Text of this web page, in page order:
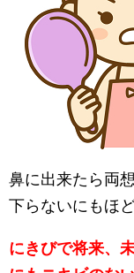
鼻に出来たら両
下らないにもほ
にきびで将来、